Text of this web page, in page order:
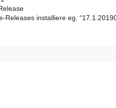
installiere eg.